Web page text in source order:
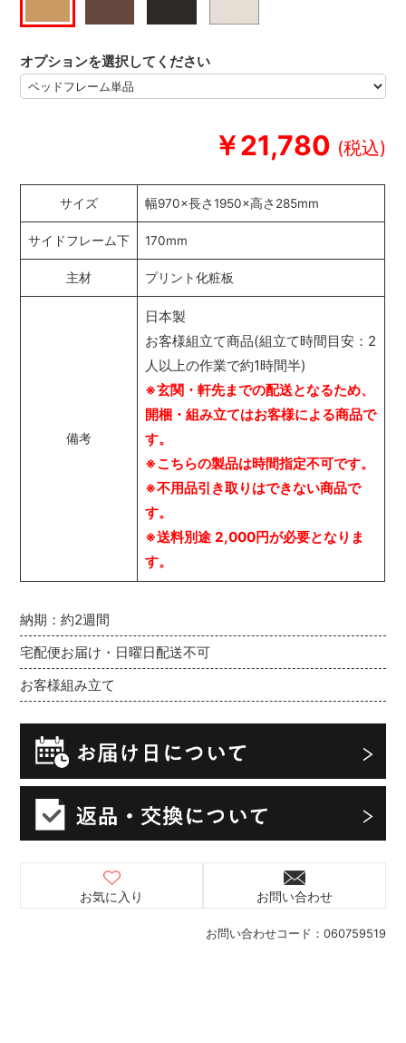
￥21,780
お問い合わせコード： 060759519
納期：約2週間
宅配便お届け・日曜日配送不可
お客様組み立て
オプションを選択してください
お気に入り お問い合わせ
サイズ 幅970×長さ1950×高さ285mm
サイドフレーム下 170mm
主材 プリント化粧板
備考
日本製
お客様組立て商品(組立て時間目安：2
人以上の作業で約1時間半)
※玄関・軒先までの配送となるため、
開梱・組み立てはお客様による商品で
す。
※こちらの製品は時間指定不可です。
※不用品引き取りはできない商品で
す。
※送料別途 2,000円が必要となりま
す。